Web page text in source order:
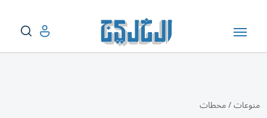
منوعات/محطات